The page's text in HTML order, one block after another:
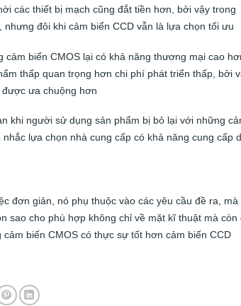
các thiết bị mạch cũng đắt tiền hơn, bởi vậy trong
đôi khi cảm biển CCD vẫn là lựa chọn tối ưu
biển CMOS lại có khả năng thương mại cao
thấp quan trọng hơn chi phí phát triển thấp, bởi
ưa chuộng hơn
khi người sử dụng sản phẩm bị bỏ lại với những
lựa chọn nhà cung cấp có khả năng cung cấp
đơn giản, nó phụ thuộc vào các yêu cầu đề ra, mà
sao cho phù hợp không chỉ về mặt kĩ thuật mà còn
biến CMOS có thực sự tốt hơn cảm biến CCD